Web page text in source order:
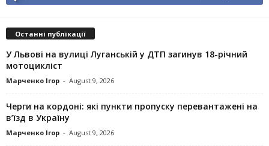
Останні публікації
У Львові на вулиці Луганській у ДТП загинув 18-річний
мотоцикліст
Марченко Ігор - August 9, 2026
Черги на кордоні: які пункти пропуску перевантажені на
в’їзд в Україну
Марченко Ігор - August 9, 2026